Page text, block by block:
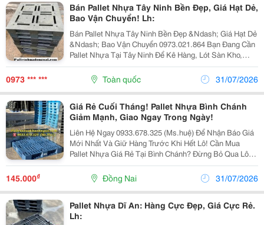
Bán Pallet Nhựa Tây Ninh Bền Đẹp, Giá Hạt Dẻ,
Bao Vận Chuyển! Lh:
Bán Pallet Nhựa Tây Ninh Bền Đẹp &Ndash; Giá Hạt Dẻ
&Ndash; Bao Vận Chuyển 0973.021.864 Bạn Đang Cần
Pallet Nhựa Tại Tây Ninh Để Kê Hàng, Lót Sàn Kho,
Xuất Khẩu Hoặc Vận Chuyển? Chúng Tôi Chuyên Cung
Cấp Pallet Nhựa Mới &Amp; Pallet Nhựa Cũ Chất...
0973 *** *** Toàn quốc 31/07/2026
Giá Rẻ Cuối Tháng! Pallet Nhựa Bình Chánh
Giảm Mạnh, Giao Ngay Trong Ngày!
Liên Hệ Ngay 0933.678.325 (Ms.huệ) Để Nhận Báo Giá
Mới Nhất Và Giữ Hàng Trước Khi Hết Lô! Cần Mua
Pallet Nhựa Giá Rẻ Tại Bình Chánh? Đừng Bỏ Qua Lô
Hàng Đang Thanh Lý Với Mức Giá Cực Tốt, Số Lượng
Lớn, Giao Nhanh Trong Ngày! ✅ Pallet Nhựa Mới Và...
145.000₫ Đồng Nai 31/07/2026
Pallet Nhựa Dĩ An: Hàng Cực Đẹp, Giá Cực Rẻ.
Lh: